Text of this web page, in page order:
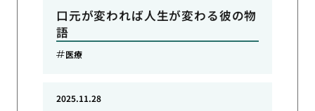
口元が変われば人生が変わる彼の物
語
医療
2025.11.28